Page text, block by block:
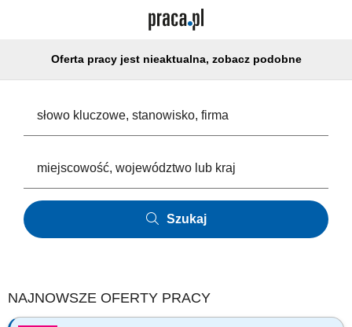
Oferta pracy jest nieaktualna, zobacz podobne
Szukaj
NAJNOWSZE OFERTY PRACY